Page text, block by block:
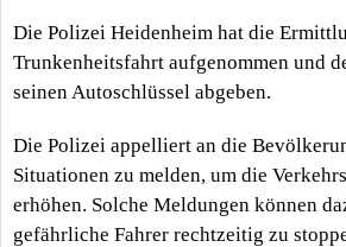
Die Polizei Heidenheim hat die
Trunkenheitsfahrt aufgenommen und
seinen Autoschlüssel abgeben.
Die Polizei appelliert an die
Situationen zu melden, um die
erhöhen. Solche Meldungen können
gefährliche Fahrer rechtzeitig zu